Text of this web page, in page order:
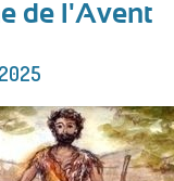
de l'Avent